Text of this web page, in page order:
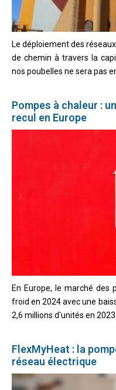
Le déploiement des
de chemin à travers la
nos poubelles ne sera pas
Pompes à chaleur :
recul en Europe
En Europe, le marché des
froid en 2024 avec une
2,6 millions d'unités en
FlexMyHeat : la
réseau électrique